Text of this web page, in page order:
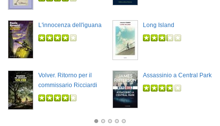
L'innocenza dell'iguana Long Island
Volver. Ritorno per il
commissario Ricciardi
Assassinio a Central Park